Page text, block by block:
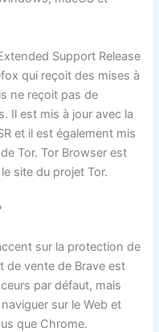
Support Release
qui reçoit des mises à
ne reçoit pas de
Il est mis à jour avec la
et il est également mis
Tor. Tor Browser est
site du projet Tor.
sur la protection de
de vente de Brave est
par défaut, mais
sur le Web et
que Chrome.